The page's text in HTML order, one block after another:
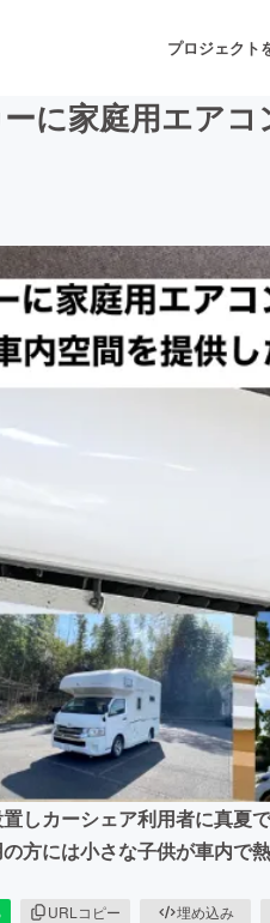
プロジェクト
音楽
ゲーム・サービス
に家庭用エア
しカーシェア利用者に真夏
方には小さな子供が車内で
URLコピー 埋め込み